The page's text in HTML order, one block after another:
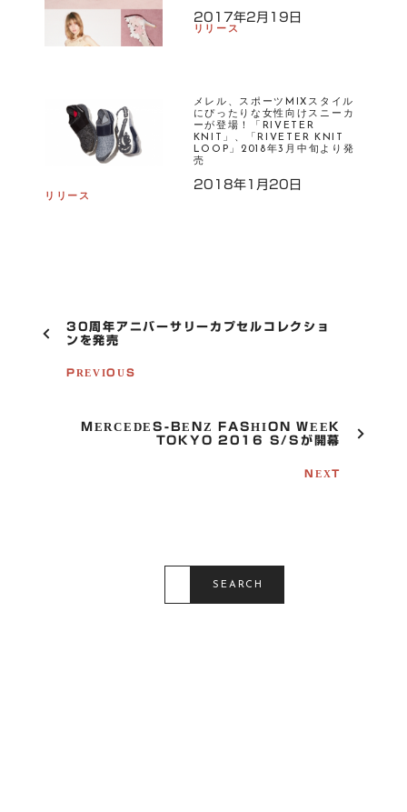
2017年2月19日
リリース
メレル、スポーツMIXスタイル
にぴったりな女性向けスニーカ
ーが登場！「RIVETER
KNIT」、「RIVETER KNIT
LOOP」2018年3月中旬より発
売
2018年1月20日
リリース
O
30周年アニバーサリーカプセルコレクショ
ンを発売
PREVIOUS
MERCEDES-BENZ FASHION WEEK
TOKYO 2016 S/Sが開幕
NEXT
S
R
SEARCH